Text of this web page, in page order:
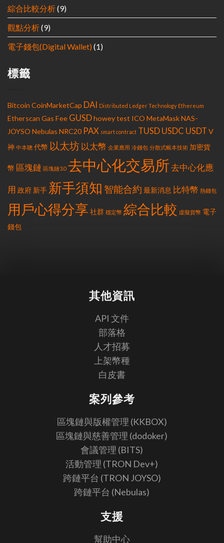
綜合比較分析(9)
觀點分析(9)
電子錢包(Digital Wallet) (1)
標籤
Bitcoin CoinMarketCap DAI Distributed Ledger Technology Ethereum
Etherscan Gas Fee GUSDhowey test ICO MetaMaskNAS-
JOYSO Nebulas NRC20 PAX smart contract TUSD USDC USDT V
神 中本聰 代幣 以太坊 以太幣 企業應用 冷錢包 分散式帳本技術 加密貨
幣 區塊鏈 區塊鏈3.0 去中心化交易所 去中心化應
用 政府 新手 新手須知 智能合約 最新消息 比特幣 熱錢包
用戶心得分享 社群 穩定幣 綜合比較 虛擬貨幣 電子
錢包
其他資訊
API 文件
部落格
人才招募
上架幣種
白皮書
案列參考
區塊鏈與版權管理 (KKBOX)
區塊鏈與慈善管理 (dodoker)
會議管理 (BITS)
活動管理 (TRON Dev+)
跨鏈平台 (TRON JOYSO)
跨鏈平台 (Nebulas)
支援
幫助中心